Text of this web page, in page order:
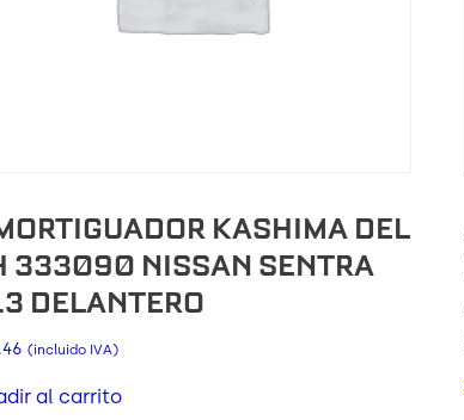
KASHIMA DEL
333090 NISSAN SENTRA
DELANTERO
(incluido IVA)
al carrito